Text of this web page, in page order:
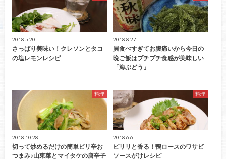
2018.5.20
さっぱり美味い！クレソンとタコ
の塩レモンレシピ
2018.8.27
貝食べすぎてお腹痛いから今日の
晩ご飯はプチプチ食感が美味しい
「海ぶどう」
料理
2018.10.28
切って炒めるだけの簡単ピリ辛お
つまみ♪山東菜とマイタケの唐辛子
料理
2018.6.6
ピリリと香る！鴨ロースのワサビ
ソースがけレシピ